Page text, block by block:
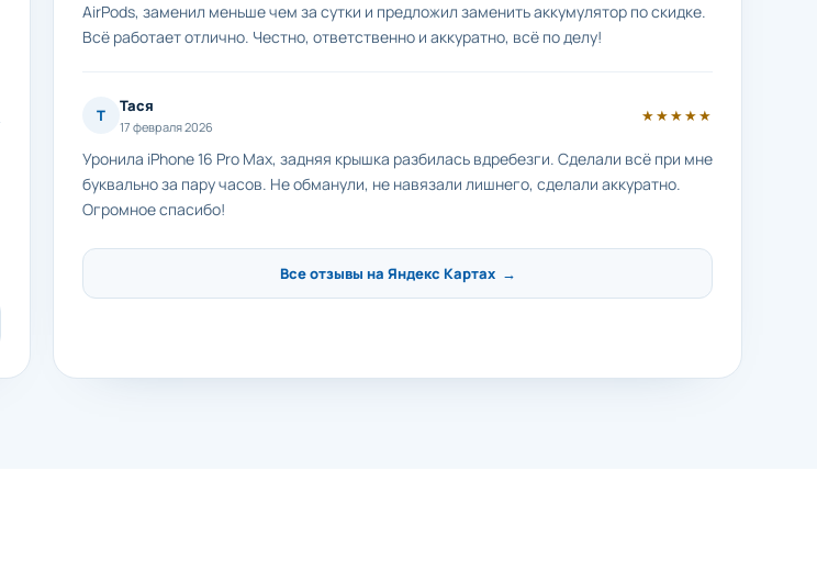
AirPods, заменил меньше чем за сутки и предложил заменить аккумулятор по скидке.
Всё работает отлично. Честно, ответственно и аккуратно, всё по делу!
Т Тася
17 февраля 2026
★★★★★
Уронила iPhone 16 Pro Max, задняя крышка разбилась вдребезги. Сделали всё при мне
буквально за пару часов. Не обманули, не навязали лишнего, сделали аккуратно.
Огромное спасибо!
Все отзывы на Яндекс Картах →